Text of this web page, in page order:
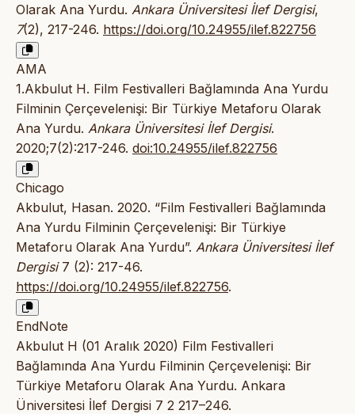
Olarak Ana Yurdu. Ankara Üniversitesi İlef Dergisi,
7(2), 217-246. https://doi.org/10.24955/ilef.822756
AMA
1.Akbulut H. Film Festivalleri Bağlamında Ana Yurdu
Filminin Çerçevelenişi: Bir Türkiye Metaforu Olarak
Ana Yurdu. Ankara Üniversitesi İlef Dergisi.
2020;7(2):217-246. doi:10.24955/ilef.822756
Chicago
Akbulut, Hasan. 2020. “Film Festivalleri Bağlamında
Ana Yurdu Filminin Çerçevelenişi: Bir Türkiye
Metaforu Olarak Ana Yurdu”. Ankara Üniversitesi İlef
Dergisi7 (2): 217-46.
https://doi.org/10.24955/ilef.822756.
EndNote
Akbulut H (01 Aralık 2020) Film Festivalleri
Bağlamında Ana Yurdu Filminin Çerçevelenişi: Bir
Türkiye Metaforu Olarak Ana Yurdu. Ankara
Üniversitesi İlef Dergisi 7 2 217–246.